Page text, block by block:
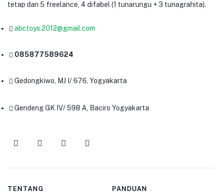
tetap dan 5 freelance, 4 difabel (1 tunarungu + 3 tunagrahita).
abctoys.2012@gmail.com
085877589624
Gedongkiwo, MJ I/ 676, Yogyakarta
Gendeng GK IV/ 598 A, Baciro Yogyakarta
TENTANG PANDUAN